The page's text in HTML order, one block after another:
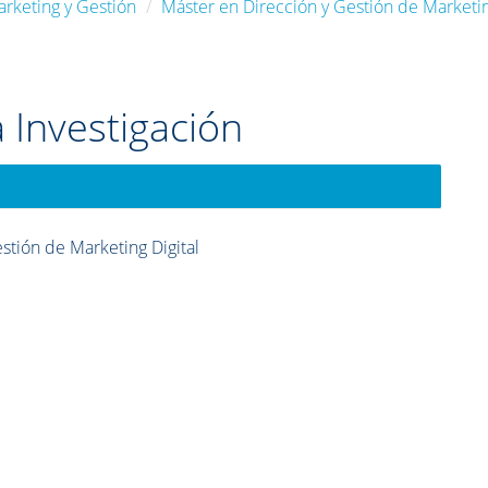
y Gestión Máster en Dirección y Gestión de
de Marketing Digital